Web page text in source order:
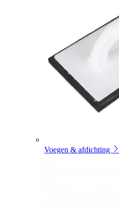
Voegen & afdichting